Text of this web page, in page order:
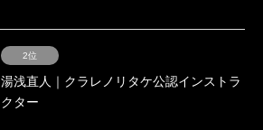
2位
湯浅直人｜クラレノリタケ公認インストラ
クター